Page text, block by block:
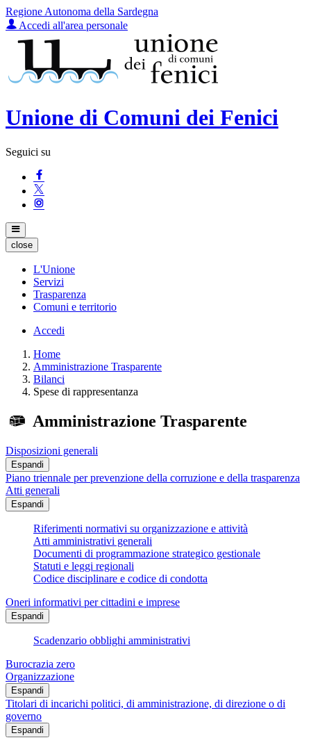
Regione Autonoma della Sardegna
Accedi all'area personale
Unione di Comuni dei Fenici
Seguici su
close
L'Unione
Servizi
Trasparenza
Comuni e territorio
Accedi
Home
Amministrazione Trasparente
Bilanci
Spese di rappresentanza
Amministrazione Trasparente
Disposizioni generali
Espandi
Piano triennale per prevenzione della corruzione e della trasparenza
Atti generali
Espandi
Riferimenti normativi su organizzazione e attività
Atti amministrativi generali
Documenti di programmazione strategico gestionale
Statuti e leggi regionali
Codice disciplinare e codice di condotta
Oneri informativi per cittadini e imprese
Espandi
Scadenzario obblighi amministrativi
Burocrazia zero
Organizzazione
Espandi
Titolari di incarichi politici, di amministrazione, di direzione o di
governo
Espandi